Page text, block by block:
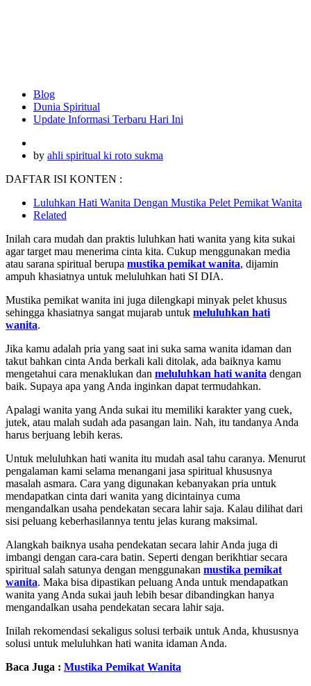
Blog
Dunia Spiritual
Update Informasi Terbaru Hari Ini
by ahli spiritual ki roto sukma
DAFTAR ISI KONTEN :
Luluhkan Hati Wanita Dengan Mustika Pelet Pemikat Wanita
Related
Inilah cara mudah dan praktis luluhkan hati wanita yang kita sukai
agar target mau menerima cinta kita. Cukup menggunakan media
atau sarana spiritual berupa mustika pemikat wanita, dijamin
ampuh khasiatnya untuk meluluhkan hati SI DIA.
Mustika pemikat wanita ini juga dilengkapi minyak pelet khusus
sehingga khasiatnya sangat mujarab untuk meluluhkan hati
wanita.
Jika kamu adalah pria yang saat ini suka sama wanita idaman dan
takut bahkan cinta Anda berkali kali ditolak, ada baiknya kamu
mengetahui cara menaklukan dan meluluhkan hati wanita dengan
baik. Supaya apa yang Anda inginkan dapat termudahkan.
Apalagi wanita yang Anda sukai itu memiliki karakter yang cuek,
jutek, atau malah sudah ada pasangan lain. Nah, itu tandanya Anda
harus berjuang lebih keras.
Untuk meluluhkan hati wanita itu mudah asal tahu caranya. Menurut
pengalaman kami selama menangani jasa spiritual khususnya
masalah asmara. Cara yang digunakan kebanyakan pria untuk
mendapatkan cinta dari wanita yang dicintainya cuma
mengandalkan usaha pendekatan secara lahir saja. Kalau dilihat dari
sisi peluang keberhasilannya tentu jelas kurang maksimal.
Alangkah baiknya usaha pendekatan secara lahir Anda juga di
imbangi dengan cara-cara batin. Seperti dengan berikhtiar secara
spiritual salah satunya dengan menggunakan mustika pemikat
wanita. Maka bisa dipastikan peluang Anda untuk mendapatkan
wanita yang Anda sukai jauh lebih besar dibandingkan hanya
mengandalkan usaha pendekatan secara lahir saja.
Inilah rekomendasi sekaligus solusi terbaik untuk Anda, khususnya
solusi untuk meluluhkan hati wanita idaman Anda.
Baca Juga : Mustika Pemikat Wanita